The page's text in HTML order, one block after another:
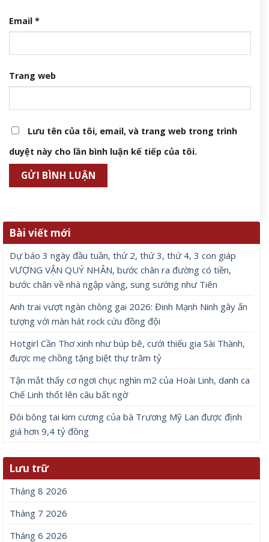
Email *
Trang web
Lưu tên của tôi, email, và trang web trong trình
duyệt này cho lần bình luận kế tiếp của tôi.
Bài viết mới
Dự báo 3 ngày đầu tuần, thứ 2, thứ 3, thứ 4, 3 con giáp
VƯỢNG VẬN QUÝ NHÂN, bước chân ra đường có tiền,
bước chân về nhà ngập vàng, sung sướng như Tiên
Anh trai vượt ngàn chông gai 2026: Đinh Mạnh Ninh gây ấn
tượng với màn hát rock cứu đồng đội
Hotgirl Cần Thơ xinh như búp bê, cưới thiếu gia Sài Thành,
được mẹ chồng tặng biệt thự trăm tỷ
Tận mắt thấy cơ ngơi chục nghìn m2 của Hoài Linh, danh ca
Chế Linh thốt lên câu bất ngờ
Đôi bông tai kim cương của bà Trương Mỹ Lan được định
giá hơn 9,4 tỷ đồng
Lưu trữ
Tháng 8 2026
Tháng 7 2026
Tháng 6 2026